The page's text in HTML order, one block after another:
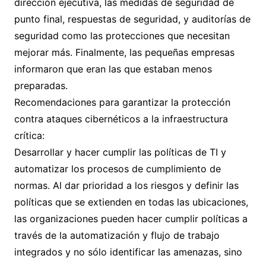
dirección ejecutiva, las medidas de seguridad de
punto final, respuestas de seguridad, y auditorías de
seguridad como las protecciones que necesitan
mejorar más. Finalmente, las pequeñas empresas
informaron que eran las que estaban menos
preparadas.
Recomendaciones para garantizar la protección
contra ataques cibernéticos a la infraestructura
crítica:
Desarrollar y hacer cumplir las políticas de TI y
automatizar los procesos de cumplimiento de
normas. Al dar prioridad a los riesgos y definir las
políticas que se extienden en todas las ubicaciones,
las organizaciones pueden hacer cumplir políticas a
través de la automatización y flujo de trabajo
integrados y no sólo identificar las amenazas, sino